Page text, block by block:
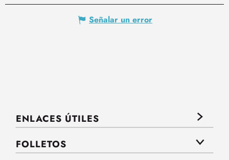
Señalar un error
ENLACES ÚTILES
FOLLETOS